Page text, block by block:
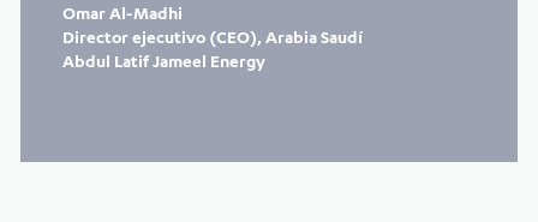
Omar Al-Madhi
Director ejecutivo (CEO), Arabia Saudí
Abdul Latif Jameel Energy